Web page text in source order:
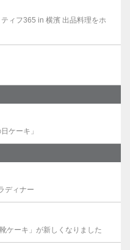
ィフ365 in 横濱 出品料理をホ
ケーキ」
ディナー
ケーキ」が新しくなりました